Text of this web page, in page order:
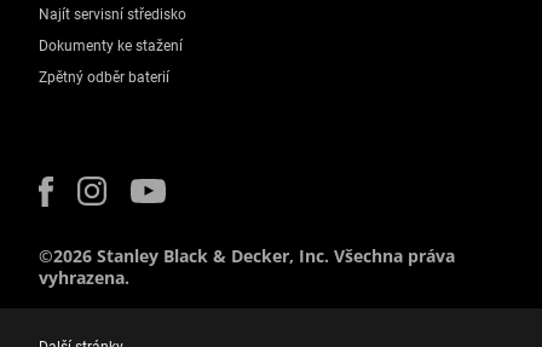
Najít servisní středisko
Dokumenty ke stažení
Zpětný odběr baterií
©2026 Stanley Black & Decker, Inc. Všechna práva
vyhrazena.